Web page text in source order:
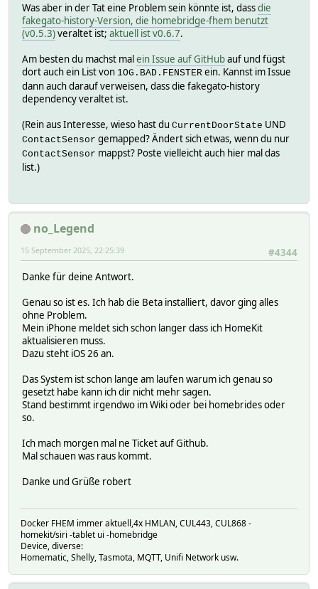
Was aber in der Tat eine Problem sein könnte ist, dassdie
fakegato-history-Version, die homebridge-fhem benutzt
(v0.5.3)veraltet ist; aktuell ist v0.6.7.
Am besten du machst malein Issue auf GitHubauf und fügst
dort auch ein List von 1OG.BAD.FENSTER ein. Kannst im Issue
dann auch darauf verweisen, dass die fakegato-history
dependency veraltet ist.
(Rein aus Interesse, wieso hast du CurrentDoorState UND
ContactSensor gemapped? Ändert sich etwas, wenn du nur
ContactSensor mappst? Poste vielleicht auch hier mal das
list.)
no_Legend
#4344
15 September 2025, 22:25:39
Danke für deine Antwort.
Genau so ist es. Ich hab die Beta installiert, davor ging alles
ohne Problem.
Mein iPhone meldet sich schon langer dass ich HomeKit
aktualisieren muss.
Dazu steht iOS 26 an.
Das System ist schon lange am laufen warum ich genau so
gesetzt habe kann ich dir nicht mehr sagen.
Stand bestimmt irgendwo im Wiki oder bei homebrides oder
so.
Ich mach morgen mal ne Ticket auf Github.
Mal schauen was raus kommt.
Danke und Grüße robert
Docker FHEM immer aktuell,4x HMLAN, CUL443, CUL868 -
homekit/siri -tablet ui -homebridge
Device, diverse:
Homematic, Shelly, Tasmota, MQTT, Unifi Network usw.